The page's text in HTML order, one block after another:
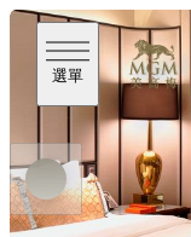
選單